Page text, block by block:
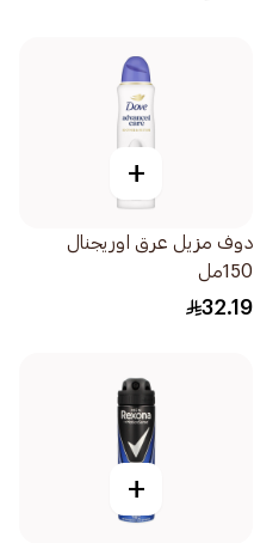
+
دوف مزيل عرق اوريجنال
150مل
32.19
+